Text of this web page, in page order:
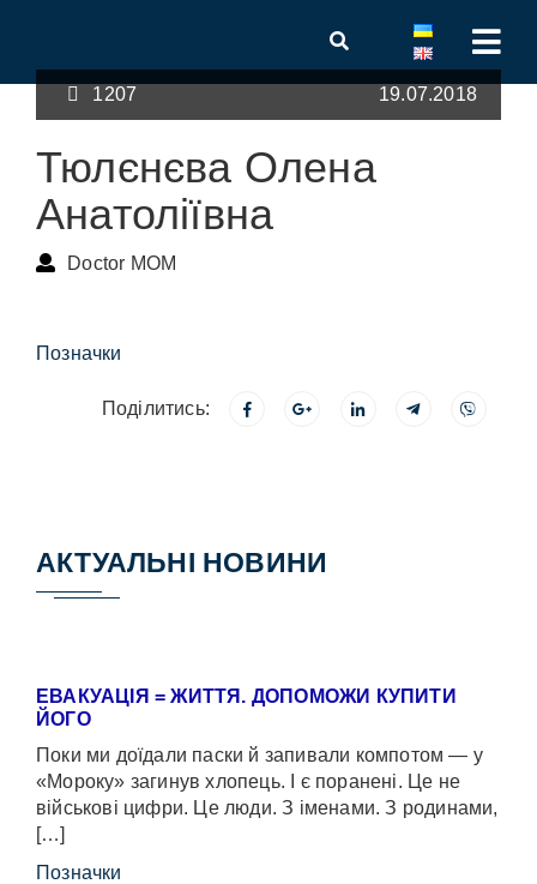
1207 19.07.2018
Тюлєнєва Олена
Анатоліївна
Doctor MOM
Позначки
Поділитись:
АКТУАЛЬНІ НОВИНИ
ЕВАКУАЦІЯ = ЖИТТЯ. ДОПОМОЖИ КУПИТИ
ЙОГО
Поки ми доїдали паски й запивали компотом — у
«Мороку» загинув хлопець. І є поранені. Це не
військові цифри. Це люди. З іменами. З родинами,
[…]
Позначки